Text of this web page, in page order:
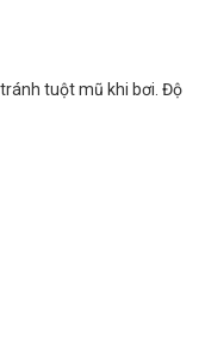
tuột mũ khi bơi. Độ